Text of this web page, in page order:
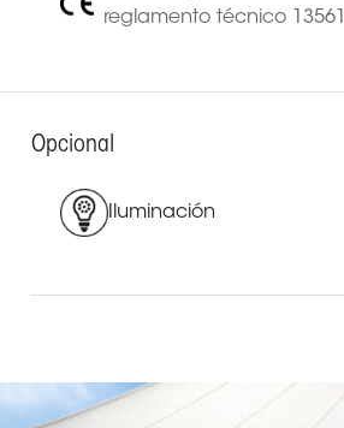
reglamento técnico 13561
Opcional
Iluminación